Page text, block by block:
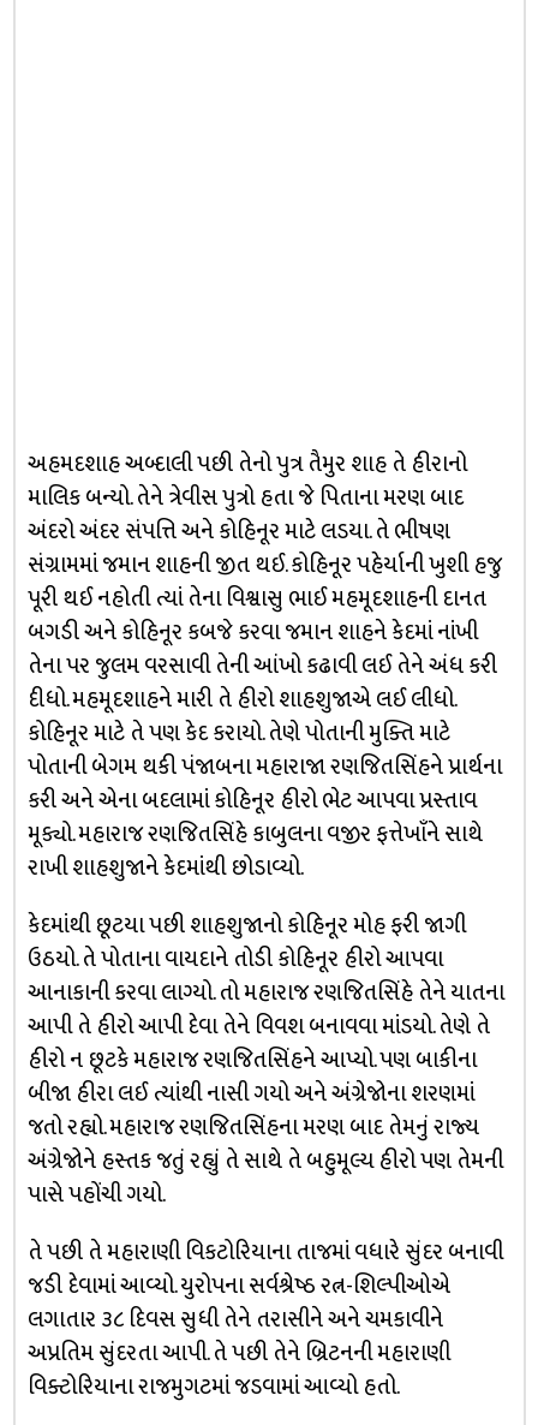
અહમદશાહ અબ્દાલી પછી તેનો પુત્ર તૈમુર શાહ તે હીરાનો
માલિક બન્યો. તેને ત્રેવીસ પુત્રો હતા જે પિતાના મરણ બાદ
અંદરો અંદર સંપત્તિ અને કોહિનૂર માટે લડયા. તે ભીષણ
સંગ્રામમાં જમાન શાહની જીત થઈ. કોહિનૂર પહેર્યાની ખુશી હજુ
પૂરી થઈ નહોતી ત્યાં તેના વિશ્વાસુ ભાઈ મહમૂદશાહની દાનત
બગડી અને કોહિનૂર કબજે કરવા જમાન શાહને કેદમાં નાંખી
તેના પર જુલમ વરસાવી તેની આંખો કઢાવી લઈ તેને અંધ કરી
દીધો. મહમૂદશાહને મારી તે હીરો શાહશુજાએ લઈ લીધો.
કોહિનૂર માટે તે પણ કેદ કરાયો. તેણે પોતાની મુક્તિ માટે
પોતાની બેગમ થકી પંજાબના મહારાજા રણજિતસિંહને પ્રાર્થના
કરી અને એના બદલામાં કોહિનૂર હીરો ભેટ આપવા પ્રસ્તાવ
મૂક્યો. મહારાજ રણજિતસિંહે કાબુલના વજીર ફત્તેખાઁને સાથે
રાખી શાહશુજાને કેદમાંથી છોડાવ્યો.
કેદમાંથી છૂટયા પછી શાહશુજાનો કોહિનૂર મોહ ફરી જાગી
ઉઠયો. તે પોતાના વાયદાને તોડી કોહિનૂર હીરો આપવા
આનાકાની કરવા લાગ્યો. તો મહારાજ રણજિતસિંહે તેને યાતના
આપી તે હીરો આપી દેવા તેને વિવશ બનાવવા માંડયો. તેણે તે
હીરો ન છૂટકે મહારાજ રણજિતસિંહને આપ્યો. પણ બાકીના
બીજા હીરા લઈ ત્યાંથી નાસી ગયો અને અંગ્રેજોના શરણમાં
જતો રહ્યો. મહારાજ રણજિતસિંહના મરણ બાદ તેમનું રાજ્ય
અંગ્રેજોને હસ્તક જતું રહ્યું તે સાથે તે બહુમૂલ્ય હીરો પણ તેમની
પાસે પહોંચી ગયો.
તે પછી તે મહારાણી વિકટોરિયાના તાજમાં વધારે સુંદર બનાવી
જડી દેવામાં આવ્યો. યુરોપના સર્વશ્રેષ્ઠ રત્ન-શિલ્પીઓએ
લગાતાર ૩૮ દિવસ સુધી તેને તરાસીને અને ચમકાવીને
અપ્રતિમ સુંદરતા આપી. તે પછી તેને બ્રિટનની મહારાણી
વિક્ટોરિયાના રાજમુગટમાં જડવામાં આવ્યો હતો.